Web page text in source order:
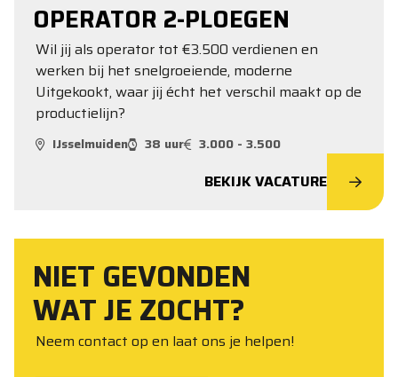
OPERATOR 2-PLOEGEN
Wil jij als operator tot €3.500 verdienen en
werken bij het snelgroeiende, moderne
Uitgekookt, waar jij écht het verschil maakt op de
productielijn?
IJsselmuiden 38 uur 3.000 - 3.500
BEKIJK VACATURE
NIET GEVONDEN
WAT JE ZOCHT?
Neem contact op en laat ons je helpen!